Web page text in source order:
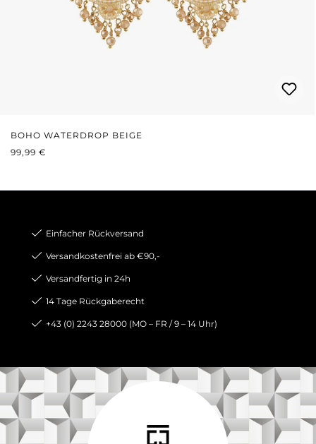
BOHO WATERDROP BEIGE
REGULÄRER PREIS:
99,99 €
Einfacher Rückversand
Versandkostenfrei ab €90,-
Versandfertig in 24h
14 Tage Rückgaberecht
+43 (0) 2243 28000 (MO – FR / 9 – 14 Uhr)